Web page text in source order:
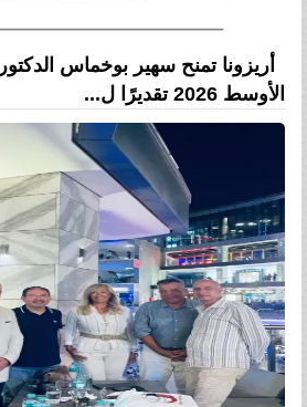
أريزونا تمنح سهير بوخماس
الأوسط 2026 تقديرًا ل...